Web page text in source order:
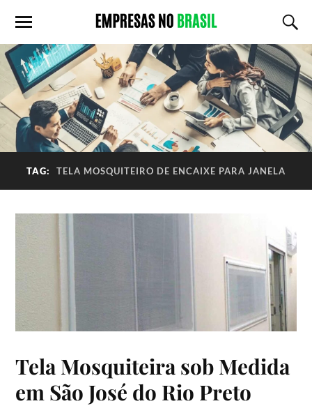
TAG: TELA MOSQUITEIRO DE ENCAIXE PARA JANELA
Tela Mosquiteira sob Medida
em São José do Rio Preto